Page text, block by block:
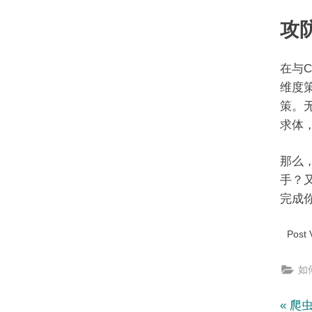
攻
在与
维度
策。
求体
那么
手？
完成
Post
如
P
爬